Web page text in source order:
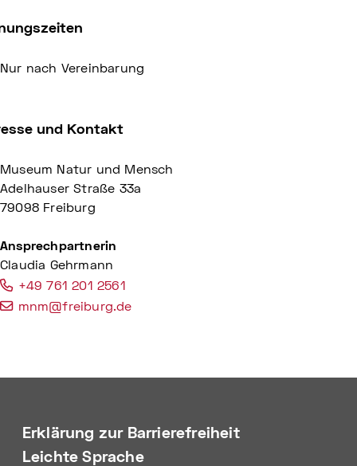
Nur nach Vereinbarung
und Kontakt
Museum Natur und Mensch
Adelhauser Straße 33a
79098 Freiburg
Ansprechpartnerin
Claudia Gehrmann
+49 761 201 2561
mnm@freiburg.de
Erklärung zur Barrierefreiheit
Leichte Sprache